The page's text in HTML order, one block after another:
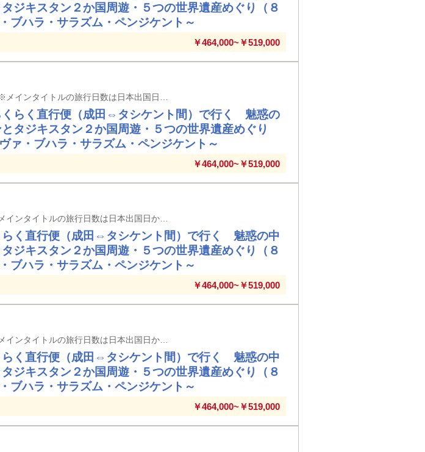
ジキスタン２か国周遊・５つの世界遺産めぐり（８
ブハラ・サラズム・ペンジケント～
￥464,000~￥519,000
くらく直行便（成田⇔タシケント間）で行く 魅惑の
タジキスタン２か国周遊・５つの世界遺産めぐり
ァ・ブハラ・サラズム・ペンジケント～
￥464,000~￥519,000
らく直行便（成田⇔タシケント間）で行く 魅惑の中
ジキスタン２か国周遊・５つの世界遺産めぐり（８
ブハラ・サラズム・ペンジケント～
￥464,000~￥519,000
らく直行便（成田⇔タシケント間）で行く 魅惑の中
ジキスタン２か国周遊・５つの世界遺産めぐり（８
ブハラ・サラズム・ペンジケント～
￥464,000~￥519,000